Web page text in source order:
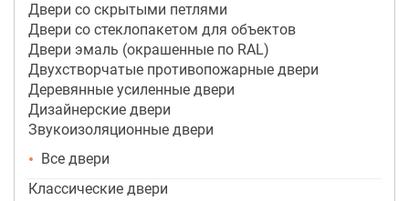
Двери со скрытыми петлями
Двери со стеклопакетом для объектов
Двери эмаль (окрашенные по RAL)
Двухстворчатые противопожарные двери
Деревянные усиленные двери
Дизайнерские двери
Звукоизоляционные двери
Все двери
Классические двери